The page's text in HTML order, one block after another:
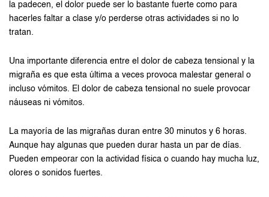
la padecen, el dolor puede ser lo bastante fuerte como para
hacerles faltar a clase y/o perderse otras actividades si no lo
tratan.
Una importante diferencia entre el dolor de cabeza tensional y la
migraña es que esta última a veces provoca malestar general o
incluso vómitos. El dolor de cabeza tensional no suele provocar
náuseas ni vómitos.
La mayoría de las migrañas duran entre 30 minutos y 6 horas.
Aunque hay algunas que pueden durar hasta un par de días.
Pueden empeorar con la actividad física o cuando hay mucha luz,
olores o sonidos fuertes.